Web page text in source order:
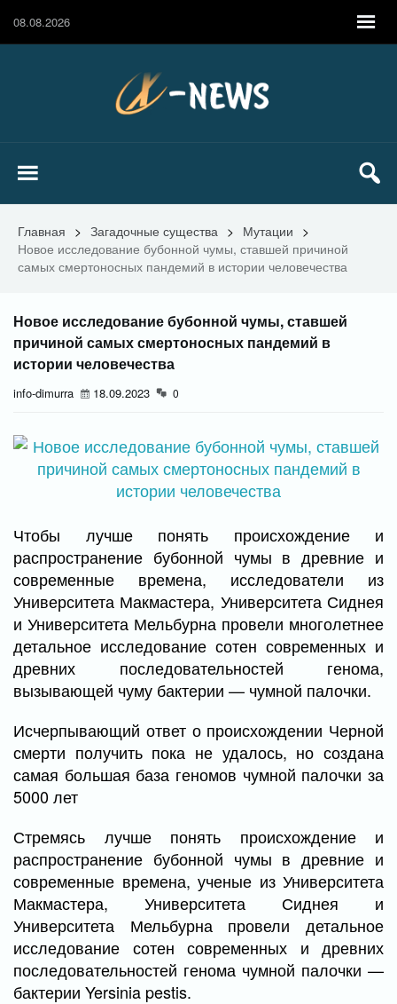
08.08.2026
Главная > Загадочные существа > Мутации >
Новое исследование бубонной чумы, ставшей причиной
самых смертоносных пандемий в истории человечества
Новое исследование бубонной чумы, ставшей
причиной самых смертоносных пандемий в
истории человечества
info-dimurra 18.09.2023 0
Чтобы лучше понять происхождение и
распространение бубонной чумы в древние и
современные времена, исследователи из
Университета Макмастера, Университета Сиднея
и Университета Мельбурна провели многолетнее
детальное исследование сотен современных и
древних последовательностей генома,
вызывающей чуму бактерии — чумной палочки.
Исчерпывающий ответ о происхождении Черной
смерти получить пока не удалось, но создана
самая большая база геномов чумной палочки за
5000 лет
Стремясь лучше понять происхождение и
распространение бубонной чумы в древние и
современные времена, ученые из Университета
Макмастера, Университета Сиднея и
Университета Мельбурна провели детальное
исследование сотен современных и древних
последовательностей генома чумной палочки —
бактерии Yersinia pestis.